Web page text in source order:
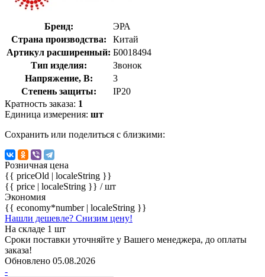
Бренд:
ЭРА
Страна производства:
Китай
Артикул расширенный: Б0018494
Тип изделия:
Звонок
Напряжение, В:
3
Степень защиты:
IP20
Кратность заказа: 1
Единица измерения: шт
Сохранить или поделиться с близкими:
Розничная цена
{{ priceOld | localeString }}
{{ price | localeString }} / шт
Экономия
{{ economy*number | localeString }}
Нашли дешевле? Снизим цену!
На складе 1 шт
Сроки поставки уточняйте у Вашего менеджера, до оплаты
заказа!
Обновлено 05.08.2026
-